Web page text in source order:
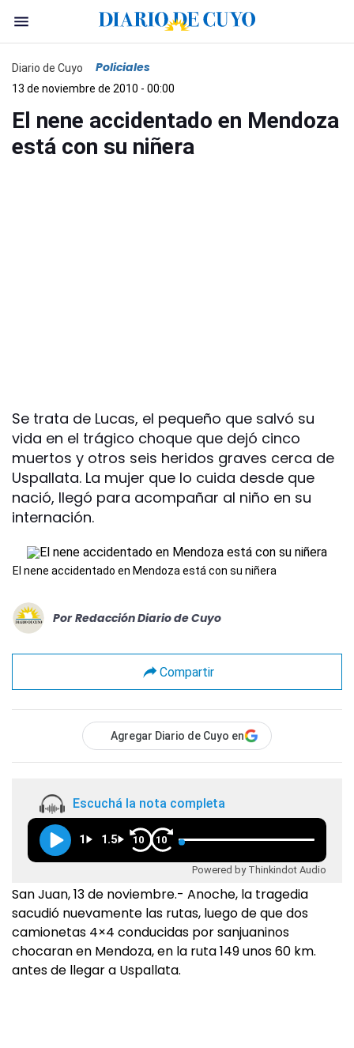
Diario de Cuyo Policiales
13 de noviembre de 2010 - 00:00
El nene accidentado en Mendoza
está con su niñera
Se trata de Lucas, el pequeño que salvó su
vida en el trágico choque que dejó cinco
muertos y otros seis heridos graves cerca de
Uspallata. La mujer que lo cuida desde que
nació, llegó para acompañar al niño en su
internación.
El nene accidentado en Mendoza está con su niñera
Por Redacción Diario de Cuyo
Compartir
Agregar Diario de Cuyo en
Escuchá la nota completa
1 1.5 10 10
Powered by Thinkindot Audio
San Juan, 13 de noviembre.- Anoche, la tragedia
sacudió nuevamente las rutas, luego de que dos
camionetas 4×4 conducidas por sanjuaninos
chocaran en Mendoza, en la ruta 149 unos 60 km.
antes de llegar a Uspallata.